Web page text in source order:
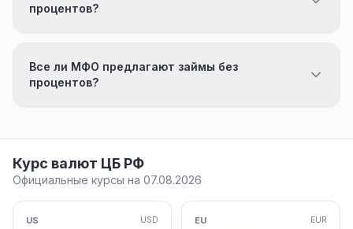
процентов?
Все ли МФО предлагают займы без
процентов?
Курс валют ЦБ РФ
Официальные курсы на 07.08.2026
US USD EU EUR